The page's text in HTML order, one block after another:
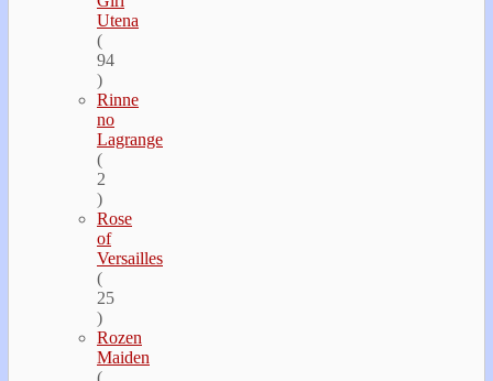
Utena
(
94
)
Rinne
no
Lagrange
(
2
)
Rose
of
Versailles
(
25
)
Rozen
Maiden
(